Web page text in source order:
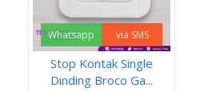
Whatsapp via SMS
Stop Kontak Single
Dinding Broco Ga...